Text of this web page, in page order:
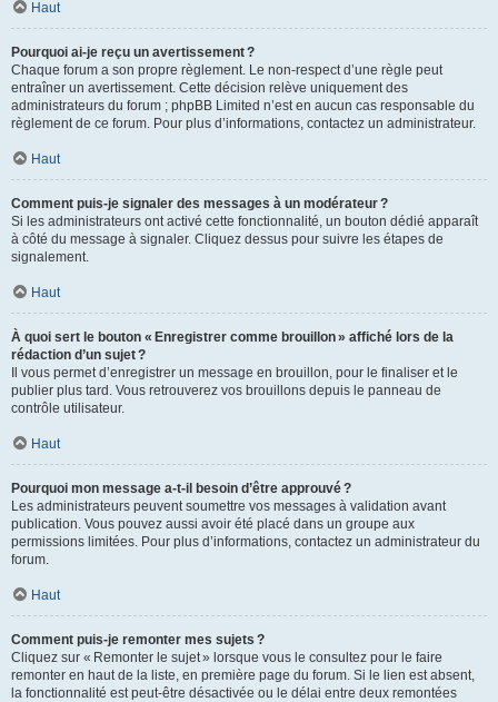
Haut
Pourquoi ai-je reçu un avertissement ?
Chaque forum a son propre règlement. Le non-respect d’une règle peut
entraîner un avertissement. Cette décision relève uniquement des
administrateurs du forum ; phpBB Limited n’est en aucun cas responsable du
règlement de ce forum. Pour plus d’informations, contactez un administrateur.
Haut
Comment puis-je signaler des messages à un modérateur ?
Si les administrateurs ont activé cette fonctionnalité, un bouton dédié apparaît
à côté du message à signaler. Cliquez dessus pour suivre les étapes de
signalement.
Haut
À quoi sert le bouton « Enregistrer comme brouillon » affiché lors de la
rédaction d’un sujet ?
Il vous permet d’enregistrer un message en brouillon, pour le finaliser et le
publier plus tard. Vous retrouverez vos brouillons depuis le panneau de
contrôle utilisateur.
Haut
Pourquoi mon message a-t-il besoin d’être approuvé ?
Les administrateurs peuvent soumettre vos messages à validation avant
publication. Vous pouvez aussi avoir été placé dans un groupe aux
permissions limitées. Pour plus d’informations, contactez un administrateur du
forum.
Haut
Comment puis-je remonter mes sujets ?
Cliquez sur « Remonter le sujet » lorsque vous le consultez pour le faire
remonter en haut de la liste, en première page du forum. Si le lien est absent,
la fonctionnalité est peut-être désactivée ou le délai entre deux remontées